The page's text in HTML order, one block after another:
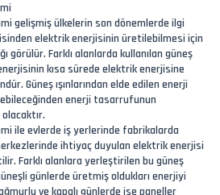
gelişmiş ülkelerin son dönemlerde ilgi
elektrik enerjisinin üretilebilmesi için
görülür. Farklı alanlarda kullanılan güneş
kısa sürede elektrik enerjisine
Güneş ışınlarından elde edilen enerji
enerji tasarrufunun
ile evlerde iş yerlerinde fabrikalarda
ihtiyaç duyulan elektrik enerjisi
Farklı alanlara yerleştirilen bu güneş
günlerde üretmiş oldukları enerjiyi
ve kapalı günlerde ise paneller